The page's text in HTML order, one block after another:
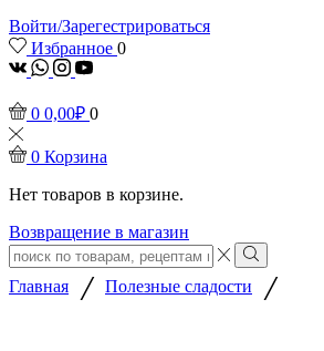
Войти/Зарегестрироваться
Избранное 0
vk Whatsapp
Instagram
Youtube
0 0,00₽ 0
0 Корзина
Нет товаров в корзине.
Возвращение в магазин
Search
input
Search
Главная / Полезные сладости /